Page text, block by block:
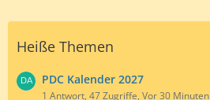
Heiße Themen
PDC Kalender 2027
1 Antwort, 47 Zugriffe, Vor 30 Minuten